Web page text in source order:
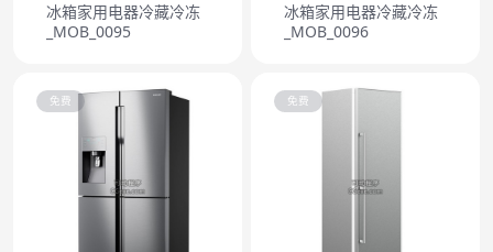
冰箱家用电器冷藏冷冻
_MOB_0095
冰箱家用电器冷藏冷冻
_MOB_0096
免费 免费